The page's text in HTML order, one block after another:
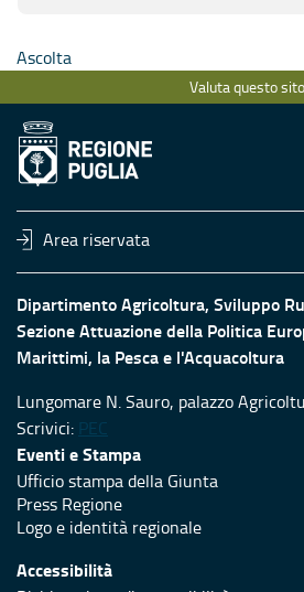
Ascolta
Valuta questo sito
Area riservata
Dipartimento Agricoltura, Sviluppo
Sezione Attuazione della Politica
Marittimi, la Pesca e l'Acquacoltura
Lungomare N. Sauro, palazzo
Scrivici: PEC
Eventi e Stampa
Ufficio stampa della Giunta
Press Regione
Logo e identità regionale
Accessibilità